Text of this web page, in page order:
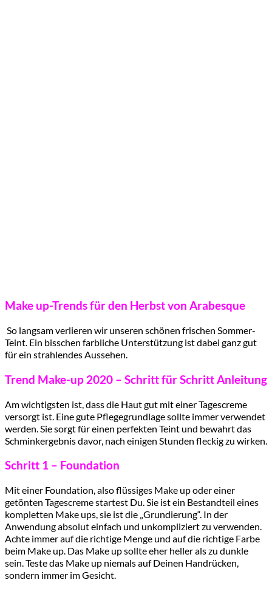
Make up-Trends für den Herbst von Arabesque
So langsam verlieren wir unseren schönen frischen Sommer-
Teint. Ein bisschen farbliche Unterstützung ist dabei ganz gut
für ein strahlendes Aussehen.
Trend Make-up 2020 – Schritt für Schritt Anleitung
Am wichtigsten ist, dass die Haut gut mit einer Tagescreme
versorgt ist. Eine gute Pflegegrundlage sollte immer verwendet
werden. Sie sorgt für einen perfekten Teint und bewahrt das
Schminkergebnis davor, nach einigen Stunden fleckig zu wirken.
Schritt 1 – Foundation
Mit einer Foundation, also flüssiges Make up oder einer
getönten Tagescreme startest Du. Sie ist ein Bestandteil eines
kompletten Make ups, sie ist die „Grundierung“. In der
Anwendung absolut einfach und unkompliziert zu verwenden.
Achte immer auf die richtige Menge und auf die richtige Farbe
beim Make up. Das Make up sollte eher heller als zu dunkle
sein. Teste das Make up niemals auf Deinen Handrücken,
sondern immer im Gesicht.